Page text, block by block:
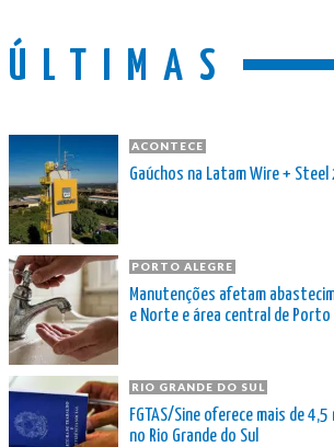
ÚLTIMAS
ACONTECE
Gaúchos na Latam Wire +
PORTO ALEGRE
Manutenções afetam
e Norte e área central de Porto
RIO GRANDE DO SUL
FGTAS/Sine oferece mais de
no Rio Grande do Sul